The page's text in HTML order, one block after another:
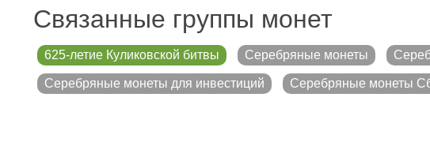
Связанные группы монет
625-летие Куликовской битвы Серебряные монеты
Серебряные монеты для инвестиций Серебряные монеты